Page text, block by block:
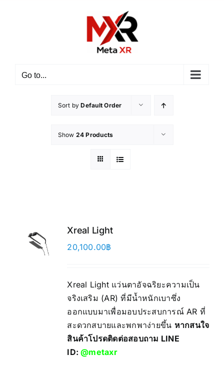
Go to...
Sort byDefault Order
Show 24 Products
Xreal Light
20,100.00฿
Xreal Light แว่นตาอัจฉริยะความเป็น
จริงเสริม (AR) ที่มีน้ำหนักเบาซึ่ง
ออกแบบมาเพื่อมอบประสบการณ์ AR ที่
สะดวกสบายและพกพาง่ายขึ้น หากสนใจ
สินค้าโปรดติดต่อสอบถาม LINE
ID:@metaxr